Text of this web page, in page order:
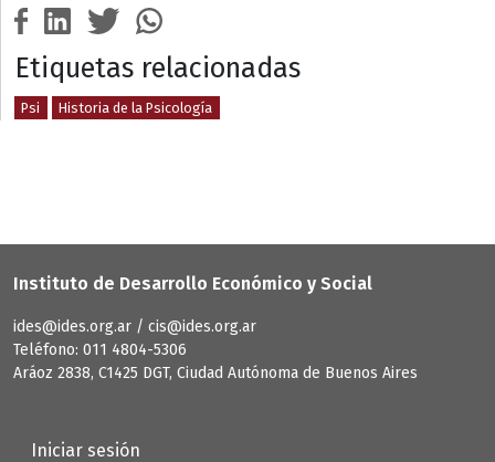
Etiquetas relacionadas
Psi Historia de la Psicología
Instituto de Desarrollo Económico y Social
ides@ides.org.ar / cis@ides.org.ar
Teléfono: 011 4804-5306
Aráoz 2838, C1425 DGT, Ciudad Autónoma de Buenos Aires
User account menu
Iniciar sesión